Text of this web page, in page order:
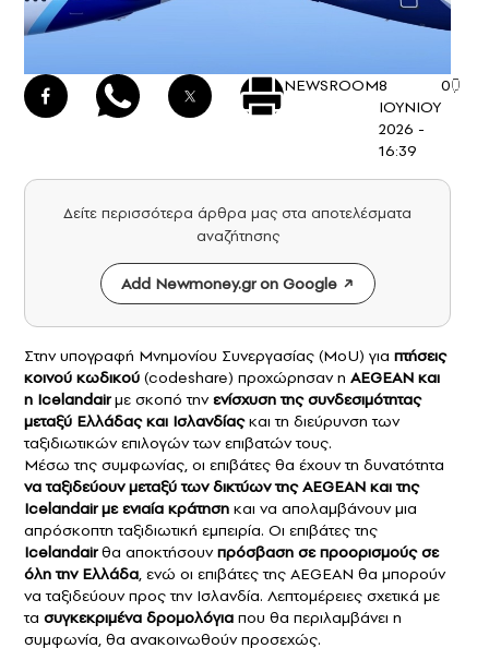
NEWSROOM8
ΙΟΥΝΙΟΥ
2026 -
16:39
0
Δείτε περισσότερα άρθρα μας στα αποτελέσματα
αναζήτησης
Add Newmoney.gr on Google
Στην υπογραφή Μνημονίου Συνεργασίας (MoU) για πτήσεις
κοινού κωδικού (codeshare) προχώρησαν η AEGEAN και
η Icelandairμε σκοπό τηνενίσχυση της συνδεσιμότητας
μεταξύ Ελλάδας και Ισλανδίαςκαι τη διεύρυνση των
ταξιδιωτικών επιλογών των επιβατών τους.
Μέσω της συμφωνίας, οι επιβάτες θα έχουν τη δυνατότητα
να ταξιδεύουν μεταξύ των δικτύων της AEGEAN και της
Icelandair με ενιαία κράτηση και να απολαμβάνουν μια
απρόσκοπτη ταξιδιωτική εμπειρία. Οι επιβάτες της
Icelandairθα αποκτήσουνπρόσβαση σε προορισμούς σε
όλη την Ελλάδα, ενώ οι επιβάτες της AEGEAN θα μπορούν
να ταξιδεύουν προς την Ισλανδία. Λεπτομέρειες σχετικά με
τα συγκεκριμένα δρομολόγια που θα περιλαμβάνει η
συμφωνία, θα ανακοινωθούν προσεχώς.